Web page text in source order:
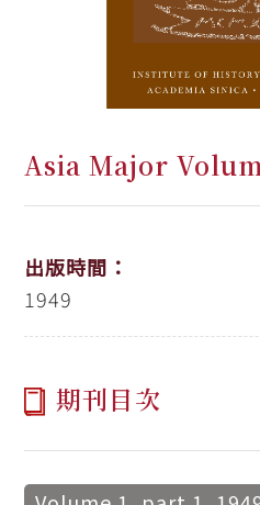
Asia Major
出版時間：
1949
期刊目次